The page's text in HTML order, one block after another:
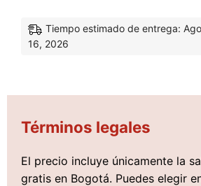
Tiempo estimado de entrega:
16, 2026
Términos legales
El precio incluye únicamente la
gratis en Bogotá. Puedes elegir